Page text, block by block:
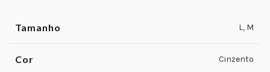
Tamanho L, M
Cor Cinzento